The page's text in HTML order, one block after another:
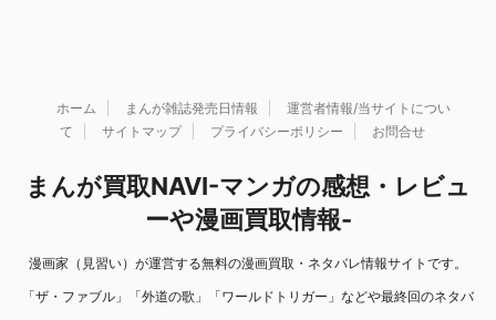
ホーム まんが雑誌発売日情報
運営者情報/当サイトについ
て
サイトマップ プライバシーポリシー お問合せ
まんが買取NAVI-マンガの感想・レビュ
ーや漫画買取情報-
漫画家（見習い）が運営する無料の漫画買取・ネタバレ情報サイトです。
「ザ・ファブル」「外道の歌」「ワールドトリガー」などや最終回のネタバ